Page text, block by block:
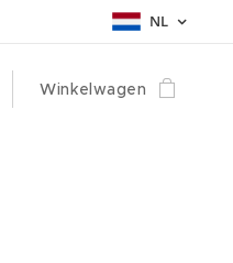
NL
Winkelwagen